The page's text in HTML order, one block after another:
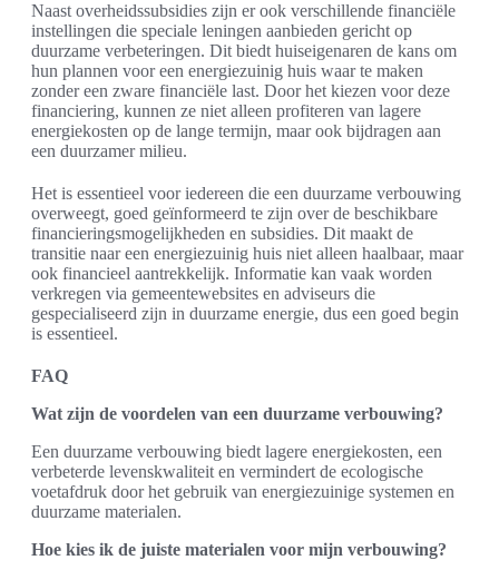
Naast overheidssubsidies zijn er ook verschillende financiële
instellingen die speciale leningen aanbieden gericht op
duurzame verbeteringen. Dit biedt huiseigenaren de kans om
hun plannen voor een energiezuinig huis waar te maken
zonder een zware financiële last. Door het kiezen voor deze
financiering, kunnen ze niet alleen profiteren van lagere
energiekosten op de lange termijn, maar ook bijdragen aan
een duurzamer milieu.
Het is essentieel voor iedereen die een duurzame verbouwing
overweegt, goed geïnformeerd te zijn over de beschikbare
financieringsmogelijkheden en subsidies. Dit maakt de
transitie naar een energiezuinig huis niet alleen haalbaar, maar
ook financieel aantrekkelijk. Informatie kan vaak worden
verkregen via gemeentewebsites en adviseurs die
gespecialiseerd zijn in duurzame energie, dus een goed begin
is essentieel.
FAQ
Wat zijn de voordelen van een duurzame verbouwing?
Een duurzame verbouwing biedt lagere energiekosten, een
verbeterde levenskwaliteit en vermindert de ecologische
voetafdruk door het gebruik van energiezuinige systemen en
duurzame materialen.
Hoe kies ik de juiste materialen voor mijn verbouwing?